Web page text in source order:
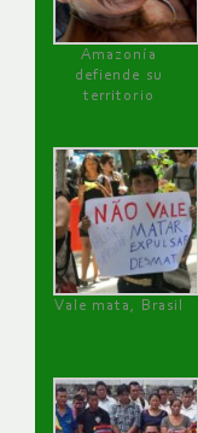
Amazonía
defiende su
territorio
Vale mata, Brasil